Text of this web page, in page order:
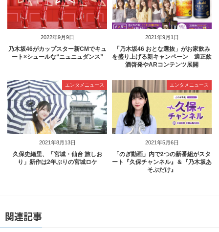
2022年9月9日
乃木坂46がカップスター新CMでキュ
ート×シュールな“ニュニュダンス”
2021年9月1日
「乃木坂46 おとな選抜」がお家飲み
を盛り上げる新キャンペーン 適正飲
酒啓発やARコンテンツ展開
2021年8月13日
エンタメニュース
久保史緒里、「宮城・仙台 旅しお
り」新作は2年ぶりの宮城ロケ
2021年5月6日
エンタメニュース
「のぎ動画」内で2つの新番組がスタ
ート『久保チャンネル』＆『乃木坂あ
そぶだけ』
関連記事